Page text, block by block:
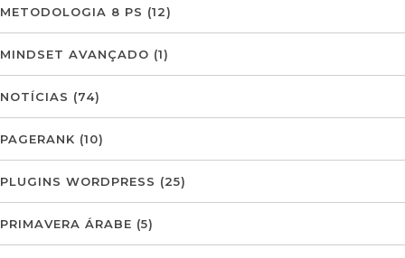
METODOLOGIA 8 PS (12)
MINDSET AVANÇADO (1)
NOTÍCIAS (74)
PAGERANK (10)
PLUGINS WORDPRESS (25)
PRIMAVERA ÁRABE (5)